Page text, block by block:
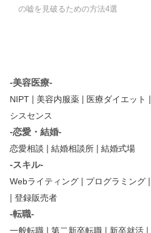
の嘘を見破るための方法4選
-美容医療-
NIPT | 美容内服薬 | 医療ダイエット |
シスセンス
-恋愛・結婚-
恋愛相談 | 結婚相談所 | 結婚式場
-スキル-
Webライティング | プログラミング |
| 登録販売者
-転職-
一般転職 | 第二新卒転職 | 新卒就活 |